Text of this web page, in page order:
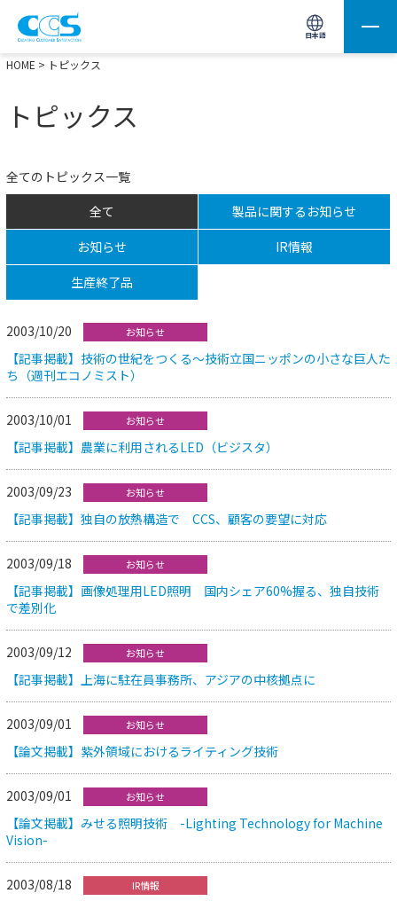
日本語
画像処理用の製品検索 サイト内検索(Enterで実行)
HOME > トピックス
トピックス
全てのトピックス一覧
全て
製品に関するお知らせ
お知らせ
IR情報
生産終了品
2003/10/20 お知らせ
【記事掲載】技術の世紀をつくる～技術立国ニッポンの小さな巨人た
ち（週刊エコノミスト）
2003/10/01 お知らせ
【記事掲載】農業に利用されるLED（ビジスタ）
2003/09/23 お知らせ
【記事掲載】独自の放熱構造で CCS、顧客の要望に対応
2003/09/18 お知らせ
【記事掲載】画像処理用LED照明 国内シェア60%握る、独自技術
で差別化
2003/09/12 お知らせ
【記事掲載】上海に駐在員事務所、アジアの中核拠点に
2003/09/01 お知らせ
【論文掲載】紫外領域におけるライティング技術
2003/09/01 お知らせ
【論文掲載】みせる照明技術 -Lighting Technology for Machine
Vision-
2003/08/18 IR情報